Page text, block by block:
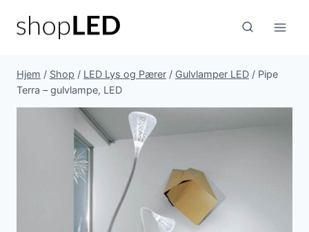
Hjem / Shop / LED Lys og Pærer / Gulvlamper LED / Pipe
Terra – gulvlampe, LED